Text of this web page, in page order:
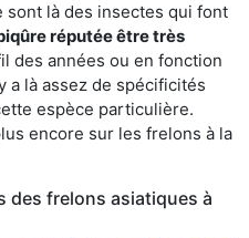
là des insectes qui font
réputée être très
des années ou en fonction
a là assez de spécificités
espèce particulière.
encore sur les frelons à la
des frelons asiatiques à